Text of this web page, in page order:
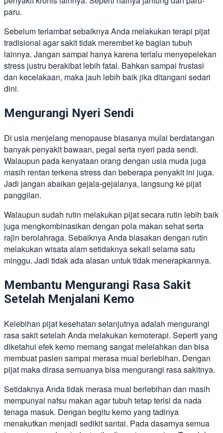
paru.
Sebelum terlambat sebaiknya Anda melakukan terapi pijat
tradisional agar sakit tidak merembet ke bagian tubuh
lainnya. Jangan sampai hanya karena terlalu menyepelekan
stress justru berakibat lebih fatal. Bahkan sampai frustasi
dan kecelakaan, maka jauh lebih baik jika ditangani sedari
dini.
Mengurangi Nyeri Sendi
Di usia menjelang menopause biasanya mulai berdatangan
banyak penyakit bawaan, pegal serta nyeri pada sendi.
Walaupun pada kenyataan orang dengan usia muda juga
masih rentan terkena stress dan beberapa penyakit ini juga.
Jadi jangan abaikan gejala-gejalanya, langsung ke pijat
panggilan.
Walaupun sudah rutin melakukan pijat secara rutin lebih baik
juga mengkombinasikan dengan pola makan sehat serta
rajin berolahraga. Sebaiknya Anda biasakan dengan rutin
melakukan wisata alam setidaknya sekali selama satu
minggu. Jadi tidak ada alasan untuk tidak menerapkannya.
Membantu Mengurangi Rasa Sakit
Setelah Menjalani Kemo
Kelebihan pijat kesehatan selanjutnya adalah mengurangi
rasa sakit setelah Anda melakukan kemoterapi. Seperti yang
diketahui efek kemo memang sangat melelahkan dan bisa
membuat pasien sampai merasa mual berlebihan. Dengan
pijat maka dirasa semuanya bisa mengurangi rasa sakitnya.
Setidaknya Anda tidak merasa mual berlebihan dan masih
mempunyai nafsu makan agar tubuh tetap terisi da nada
tenaga masuk. Dengan begitu kemo yang tadinya
menakutkan menjadi sedikit santai. Pada dasarnya semua